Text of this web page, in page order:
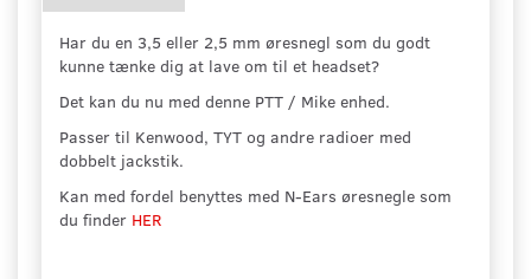
Har du en 3,5 eller 2,5 mm øresnegl som du godt
kunne tænke dig at lave om til et headset?
Det kan du nu med denne PTT / Mike enhed.
Passer til Kenwood, TYT og andre radioer med
dobbelt jackstik.
Kan med fordel benyttes med N-Ears øresnegle som
du finder HER